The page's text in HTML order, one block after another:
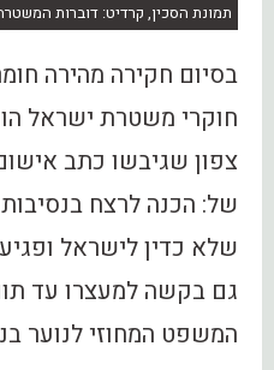
תמונת הסכין, קרדיט: דוברות
בסיום חקירה מהירה
חוקרי משטרת ישראל
צפון שגיבשו כתב
של: הכנה לרצח
שלא כדין לישראל
גם בקשה למעצרו עד
המשפט המחוזי לנוער